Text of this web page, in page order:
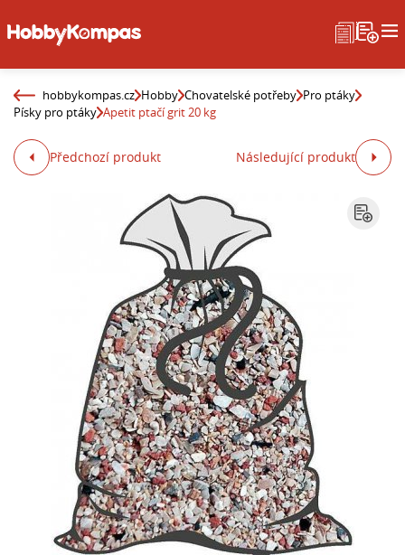
hobbykompas.cz Hobby Chovatelské potřeby Pro ptáky
Písky pro ptáky Apetit ptačí grit 20 kg
Předchozí produkt Následující produkt